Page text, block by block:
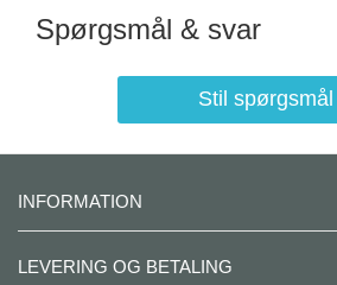
Spørgsmål & svar
Stil spørgsmål
INFORMATION
LEVERING OG BETALING